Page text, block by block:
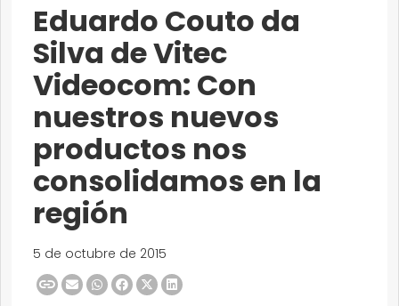
Eduardo Couto da
Silva de Vitec
Videocom: Con
nuestros nuevos
productos nos
consolidamos en la
región
5 de octubre de 2015